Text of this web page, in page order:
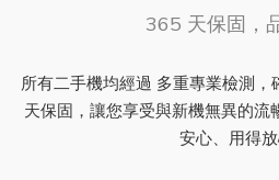
365 天保固，
所有二手機均經過 多重專業檢測
天保固，讓您享受與新機無異的流
安心、用得放